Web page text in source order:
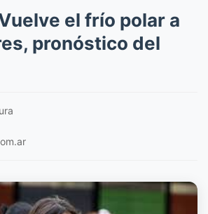
el frío polar a
pronóstico del